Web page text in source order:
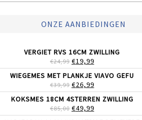
ONZE AANBIEDINGEN
VERGIET RVS 16CM ZWILLING
€24,99 OORSPRONKELIJKE
PRIJS
WAS:
€24,99.
€19,99HUIDIGE
PRIJS
IS:
€19,99.
WIEGEMES MET PLANKJE VIAVO GEFU
€39,99 OORSPRONKELIJKE
PRIJS
WAS:
€39,99.
€26,99HUIDIGE
PRIJS
IS:
€26,99.
KOKSMES 18CM 4STERREN ZWILLING
€85,00 OORSPRONKELIJKE
PRIJS
€49,99HUIDIGE
PRIJS